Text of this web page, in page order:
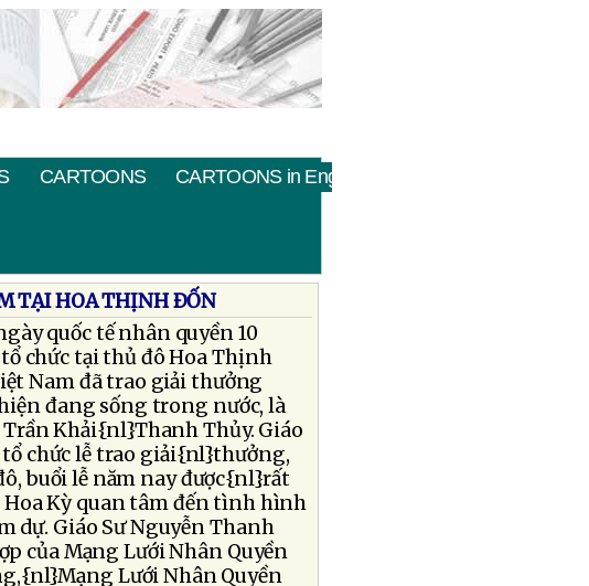
CARTOONS CARTOONS in English
TẠI HOA THỊNH ÐỐN
quốc tế nhân quyền 10
chức tại thủ đô Hoa Thịnh
Nam đã trao giải thưởng
đang sống trong nước, là
Khải{nl}Thanh Thủy. Giáo
chức lễ trao giải{nl}thưởng,
buổi lễ năm nay được{nl}rất
Kỳ quan tâm đến tình hình
dự. Giáo Sư Nguyễn Thanh
của Mạng Lưới Nhân Quyền
Lưới Nhân Quyền